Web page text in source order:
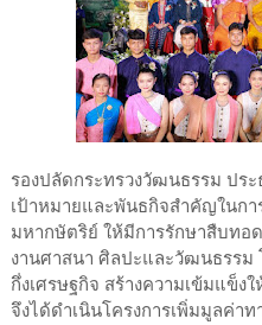
รองปลัดกระทรวงวัฒนธรรม ปร
เป้าหมายและพันธกิจสำคัญในก
มหากษัตริย์ ให้มีการรักษาสืบทอ
งานศาสนา ศิลปะและวัฒนธรรม
กึ่งเศรษฐกิจ สร้างความเข้มแข็ง
จึงได้ดำเนินโครงการเพิ่มมูลค่า